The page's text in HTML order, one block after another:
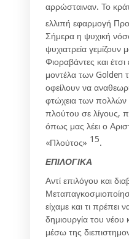
αρρώσταιναν. Το
ελλιπή εφαρμογή
Σήμερα η ψυχική
ψυχιατρεία γεμίζουν
Φιοραβάντες και έτσι
μοντέλα των Golden
οφείλουν να
φτώχεια των
πλούτου σε λίγους,
όπως μας λέει ο
«Πλούτος» 15.
ΕΠΙΛΟΓΙΚΑ
Αντί επιλόγου και
είχαμε και τι πρέπει
δημιουργία του νέου
μέσω της